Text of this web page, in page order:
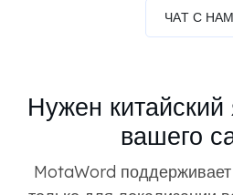
ЧАТ С
Нужен
вашего
MotaWord поддерживает